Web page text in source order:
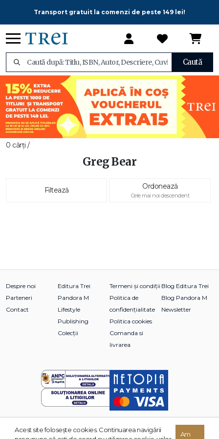
Transport gratuit la comenzi de peste 149 lei!
Caută
0 cărți /
Greg Bear
Filtează Ordonează
Cele mai noi descendent
Despre noi
Parteneri
Contact
Editura Trei
Pandora M
Lifestyle
Publishing
Colecții
Termeni și condiții
Politica de
confidențialitate
Politica cookies
Comanda si
livrarea
Blog Editura Trei
Blog Pandora M
Newsletter
© 2026 Grupul Editorial TREI. Toate drepturile rezervate.
Acest site foloseşte cookies. Continuarea navigării
Am